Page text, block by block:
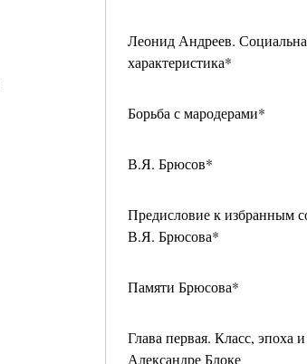
Леонид Андреев.
характеристика*
Борьба с мародерами*
В.Я. Брюсов*
Предисловие к избранным
В.Я. Брюсова*
Памяти Брюсова*
Глава первая. Класс, эпоха
Александре Блоке